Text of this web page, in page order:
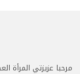
مرحبا عزيزتي المرأة